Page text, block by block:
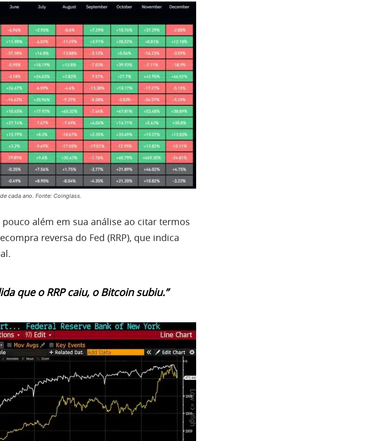
cada ano. Fonte: Coinglass.
além em sua análise ao citar termos
reversa do Fed (RRP), que indica
que o RRP caiu, o Bitcoin subiu.”